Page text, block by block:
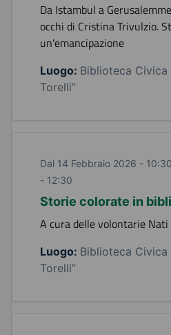
Da Istambul a
occhi di Cristina Trivulzio.
un'emancipazione
Luogo: Biblioteca Civica
Torelli”
Dal 14 Febbraio 2026 -
- 12:30
Storie colorate in
A cura delle volontarie Nati
Luogo: Biblioteca Civica
Torelli”